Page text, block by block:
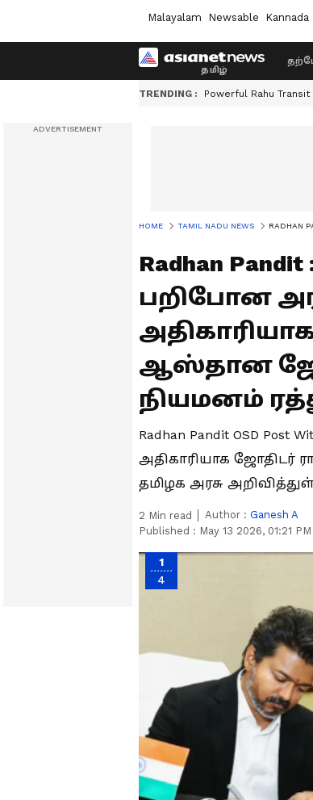
Malayalam Newsable Kannada
TRENDING : Powerful Rahu Transit
HOME TAMIL NADU NEWS RADHAN
Radhan
பறிபோன
ஆஸ்தான
நியமனம்
Radhan Pandit OSD
அதிகாரியாக ஜோதிடர்
தமிழக அரசு
2 Min read Author : Ganesh A
Published : May 13 2026, 01:21
1
4